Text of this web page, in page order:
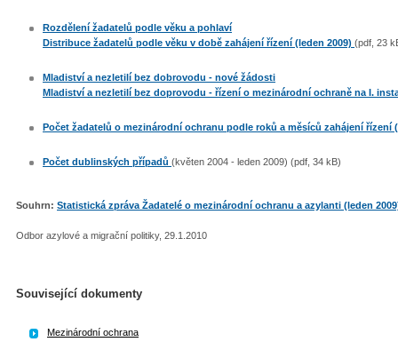
Rozdělení žadatelů podle věku a pohlaví
Distribuce žadatelů podle věku v době zahájení řízení (leden 2009) (pdf, 23
Mladiství a nezletilí bez dobrovodu - nové žádosti
Mladiství a nezletilí bez doprovodu - řízení o mezinárodní ochraně na I.
Počet žadatelů o mezinárodní ochranu podle roků a měsíců zahájení řízení
Počet dublinských případů (květen 2004 - leden 2009) (pdf, 34 kB)
Souhrn: Statistická zpráva Žadatelé o mezinárodní ochranu a azylanti (leden
Odbor azylové a migrační politiky, 29.1.2010
Související dokumenty
Mezinárodní ochrana